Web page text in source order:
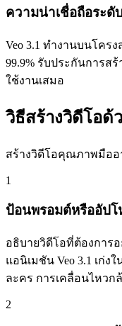
ความน่าเชื่อถือระดั
Veo 3.1 ทำงานบนโคร
99.9% รับประกันการส
ใช้งานเสมอ
วิธีสร้างวิดีโอด้ว
สร้างวิดีโอคุณภาพมืออ
1
ป้อนพรอมต์หรืออัป
อธิบายวิดีโอที่ต้องการ
แอนิเมชัน Veo 3.1 เก่
ละคร การเคลื่อนไหวก
2